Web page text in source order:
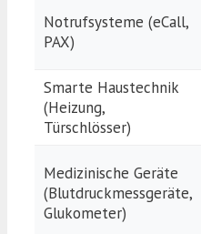
Notrufsysteme (eCall,
PAX)
Smarte Haustechnik
(Heizung,
Türschlösser)
Medizinische Geräte
(Blutdruckmessgeräte,
Glukometer)